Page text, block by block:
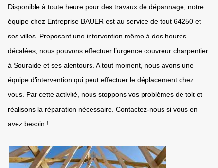
Disponible à toute heure pour des travaux de dépannage, notre
équipe chez Entreprise BAUER est au service de tout 64250 et
ses villes. Proposant une intervention même à des heures
décalées, nous pouvons effectuer l’urgence couvreur charpentier
à Souraide et ses alentours. A tout moment, nous avons une
équipe d’intervention qui peut effectuer le déplacement chez
vous. Par cette activité, nous stoppons vos problèmes de toit et
réalisons la réparation nécessaire. Contactez-nous si vous en
avez besoin !